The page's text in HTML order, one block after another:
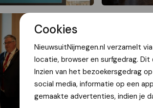
Cookies
NieuwsuitNijmegen.nl verzamelt
locatie, browser en surfgedrag.
Inzien van het bezoekersgedrag
social media, informatie op een
gemaakte advertenties, indien je